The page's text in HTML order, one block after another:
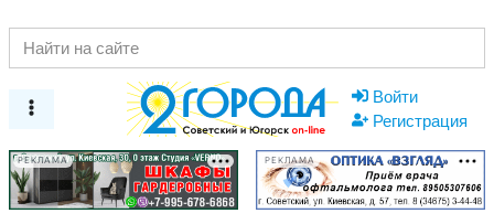
Войти
Регистрация
РЕКЛАМА РЕКЛАМА